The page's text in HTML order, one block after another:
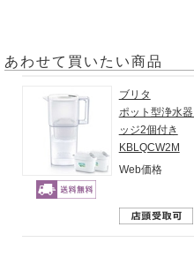
あわせて買いたい商品
ブリタ
ポット型浄水
ッジ2個付き
KBLQCW2M
Web価格